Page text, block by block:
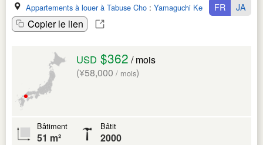
Appartements à louer à Tabuse Cho : Yamaguchi Ken
Copier le lien
FR JA
USD $362 / mois
(¥58,000 / mois)
Bâtiment
51 m²
Bâtit
2000